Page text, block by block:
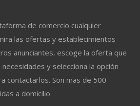
de comercio cualquier
las ofertas y establecimientos
anunciantes, escoge la oferta que
y selecciona la opción
contactarlos. Son mas de 500
a domicilio